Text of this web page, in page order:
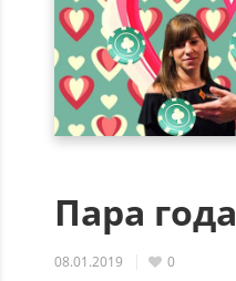
Пара года
08.01.2019 0